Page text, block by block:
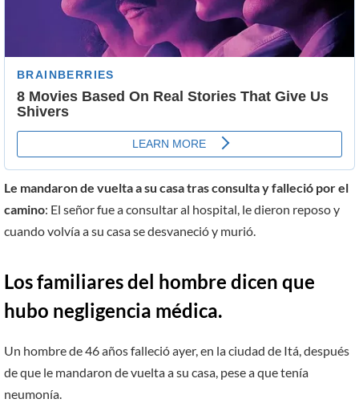
Le mandaron de vuelta a su casa tras consulta y falleció por el
camino: El señor fue a consultar al hospital, le dieron reposo y
cuando volvía a su casa se desvaneció y murió.
Los familiares del hombre dicen que
hubo negligencia médica.
Un hombre de 46 años falleció ayer, en la ciudad de Itá, después
de que le mandaron de vuelta a su casa, pese a que tenía
neumonía.